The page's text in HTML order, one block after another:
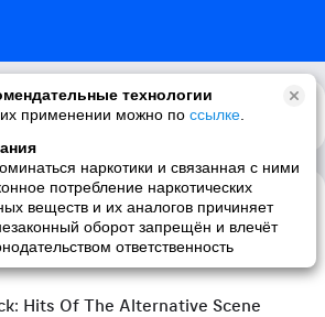
технологии
применении можно по ссылке
наркотики и связанная с ними
потребление наркотических
веществ и их аналогов причиняет
оборот запрещён и влечёт
ответственность
'90s (2024) MP3
pop / russian / '90s
Hits Of The Alternative Scene